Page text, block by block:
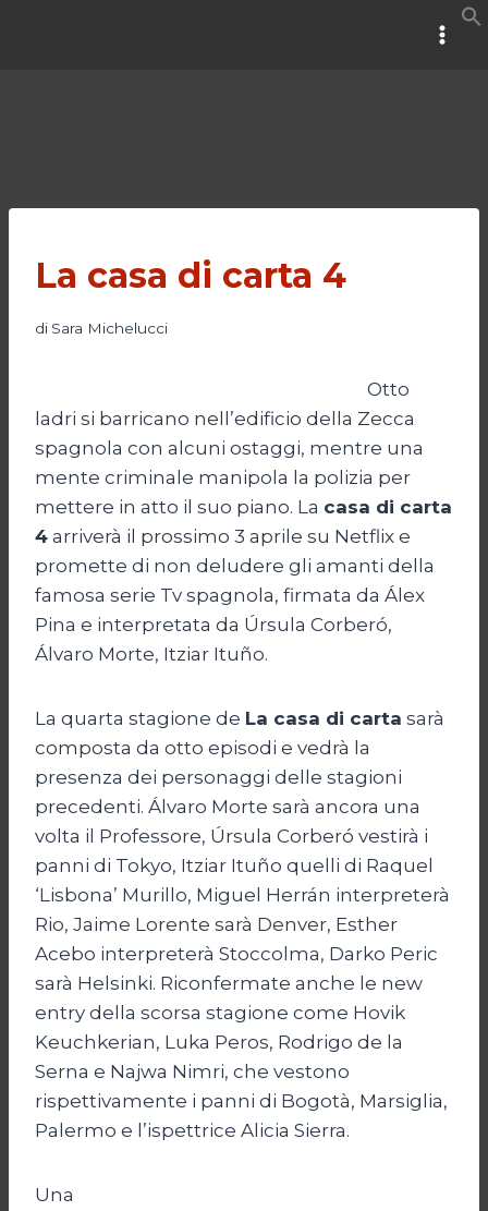
La casa di carta 4
di Sara Michelucci
Otto
ladri si barricano nell’edificio della Zecca
spagnola con alcuni ostaggi, mentre una
mente criminale manipola la polizia per
mettere in atto il suo piano. La casa di carta
4 arriverà il prossimo 3 aprile su Netflix e
promette di non deludere gli amanti della
famosa serie Tv spagnola, firmata da Álex
Pina e interpretata da Úrsula Corberó,
Álvaro Morte, Itziar Ituño.
La quarta stagione de La casa di carta sarà
composta da otto episodi e vedrà la
presenza dei personaggi delle stagioni
precedenti. Álvaro Morte sarà ancora una
volta il Professore, Úrsula Corberó vestirà i
panni di Tokyo, Itziar Ituño quelli di Raquel
‘Lisbona’ Murillo, Miguel Herrán interpreterà
Rio, Jaime Lorente sarà Denver, Esther
Acebo interpreterà Stoccolma, Darko Peric
sarà Helsinki. Riconfermate anche le new
entry della scorsa stagione come Hovik
Keuchkerian, Luka Peros, Rodrigo de la
Serna e Najwa Nimri, che vestono
rispettivamente i panni di Bogotà, Marsiglia,
Palermo e l’ispettrice Alicia Sierra.
Una